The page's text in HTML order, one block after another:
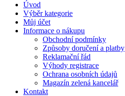
Úvod
Výběr kategorie
Můj účet
Informace o nákupu
Obchodní podmínky
Způsoby doručení a platby
Reklamační řád
Výhody registrace
Ochrana osobních údajů
Magazín zelená kancelář
Kontakt